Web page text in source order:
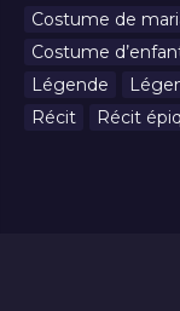
Costume de
Costume
Légende
Récit
Récit